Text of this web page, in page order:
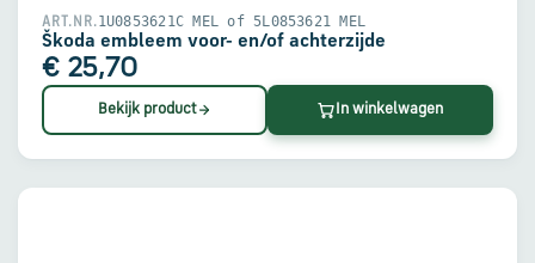
ART.NR.1U0853621C MEL of 5L0853621 MEL
Škoda embleem voor- en/of achterzijde
€ 25,70
Bekijk product In winkelwagen